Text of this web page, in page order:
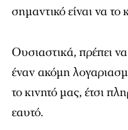
σημαντικό είναι να
Ουσιαστικά, πρέπει
έναν ακόμη
το κινητό μας, έτσι
εαυτό.